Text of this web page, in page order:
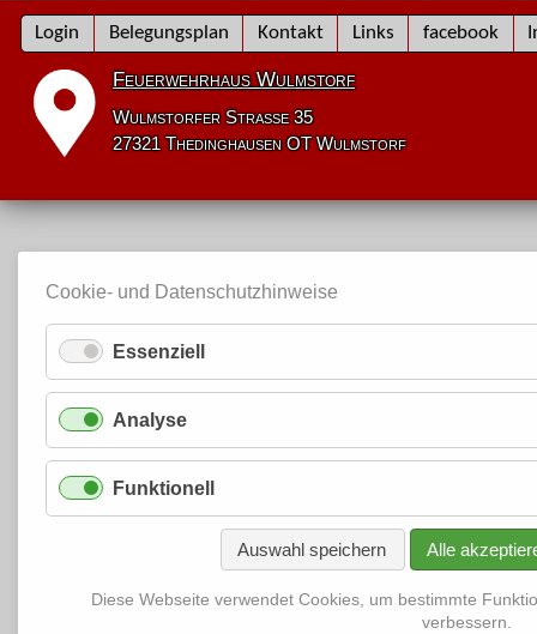
Navigation
überspringen
Login Belegungsplan Kontakt Links facebook
Feuerwehrhaus Wulmstorf
Wulmstorfer Straße 35
27321 Thedinghausen OT Wulmstorf
Cookie- und Datenschutzhinweise
Essenziell
Analyse
Funktionell
Auswahl speichern Alle
Diese Webseite verwendet Cookies, um bestimmte
verbessern.